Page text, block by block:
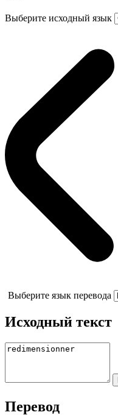
Выберите исходный язык
Выберите язык перевода
Исходный текст
Перевод